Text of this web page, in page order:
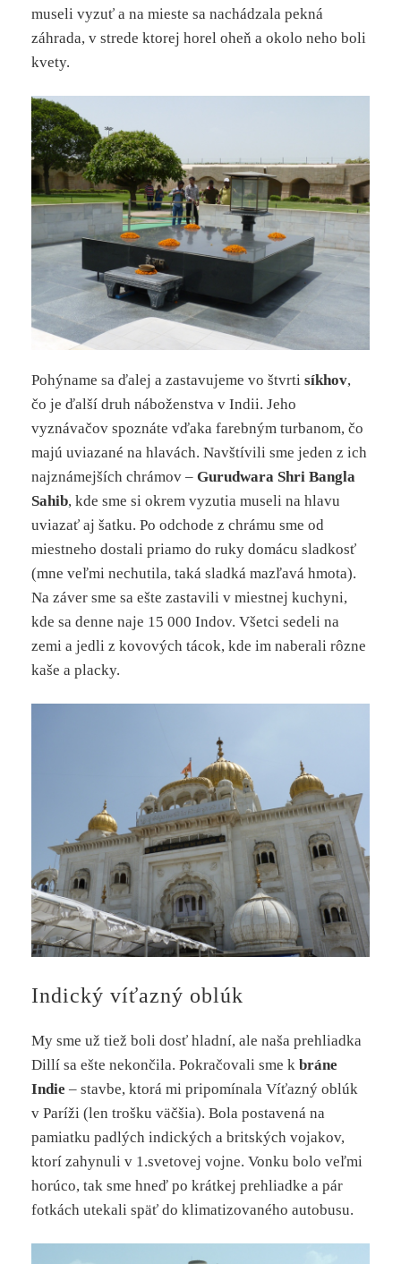
museli vyzuť a na mieste sa nachádzala pekná
záhrada, v strede ktorej horel oheň a okolo neho boli
kvety.
Pohýname sa ďalej a zastavujeme vo štvrtisíkhov,
čo je ďalší druh náboženstva v Indii. Jeho
vyznávačov spoznáte vďaka farebným turbanom, čo
majú uviazané na hlavách. Navštívili sme jeden z ich
najznámejších chrámov –Gurudwara Shri Bangla
Sahib, kde sme si okrem vyzutia museli na hlavu
uviazať aj šatku. Po odchode z chrámu sme od
miestneho dostali priamo do ruky domácu sladkosť
(mne veľmi nechutila, taká sladká mazľavá hmota).
Na záver sme sa ešte zastavili v miestnej kuchyni,
kde sa denne naje 15 000 Indov. Všetci sedeli na
zemi a jedli z kovových tácok, kde im naberali rôzne
kaše a placky.
Indický víťazný oblúk
My sme už tiež boli dosť hladní, ale naša prehliadka
Dillí sa ešte nekončila. Pokračovali sme kbráne
Indie – stavbe, ktorá mi pripomínala Víťazný oblúk
v Paríži (len trošku väčšia). Bola postavená na
pamiatku padlých indických a britských vojakov,
ktorí zahynuli v 1.svetovej vojne. Vonku bolo veľmi
horúco, tak sme hneď po krátkej prehliadke a pár
fotkách utekali späť do klimatizovaného autobusu.